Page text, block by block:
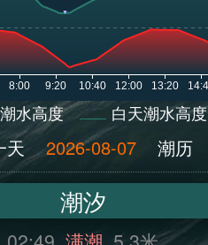
水高度 白天潮水高度
天 2026-08-07 潮历
潮汐